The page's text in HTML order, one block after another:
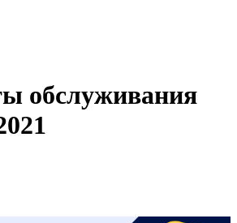
обслуживания